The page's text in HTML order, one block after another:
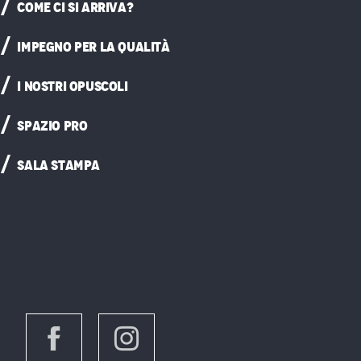
COME CI SI ARRIVA?
IMPEGNO PER LA QUALITÀ
I NOSTRI OPUSCOLI
SPAZIO PRO
SALA STAMPA